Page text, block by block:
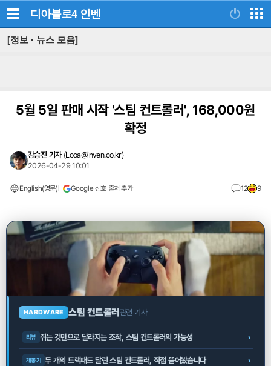
디아블로4 인벤
[정보 · 뉴스 모음]
5월 5일 판매 시작 '스팀 컨트롤러', 168,000원
확정
강승진 기자 (Looa@inven.co.kr)
2026-04-29 10:01
English(영문) Google 선호 출처 추가 12 9
HARDWARE 스팀 컨트롤러 관련 기사
리뷰 쥐는 것만으로 달라지는 조작, 스팀 컨트롤러의 가능성 ›
개봉기 두 개의 트랙패드 달린 스팀 컨트롤러, 직접 뜯어봤습니다 ›